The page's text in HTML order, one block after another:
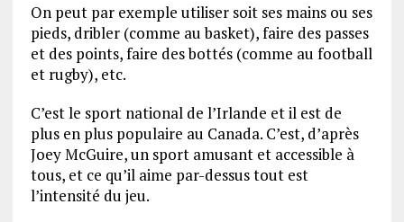
On peut par exemple utiliser soit ses mains ou ses
pieds, dribler (comme au basket), faire des passes
et des points, faire des bottés (comme au football
et rugby), etc.
C’est le sport national de l’Irlande et il est de
plus en plus populaire au Canada. C’est, d’après
Joey McGuire, un sport amusant et accessible à
tous, et ce qu’il aime par-dessus tout est
l’intensité du jeu.